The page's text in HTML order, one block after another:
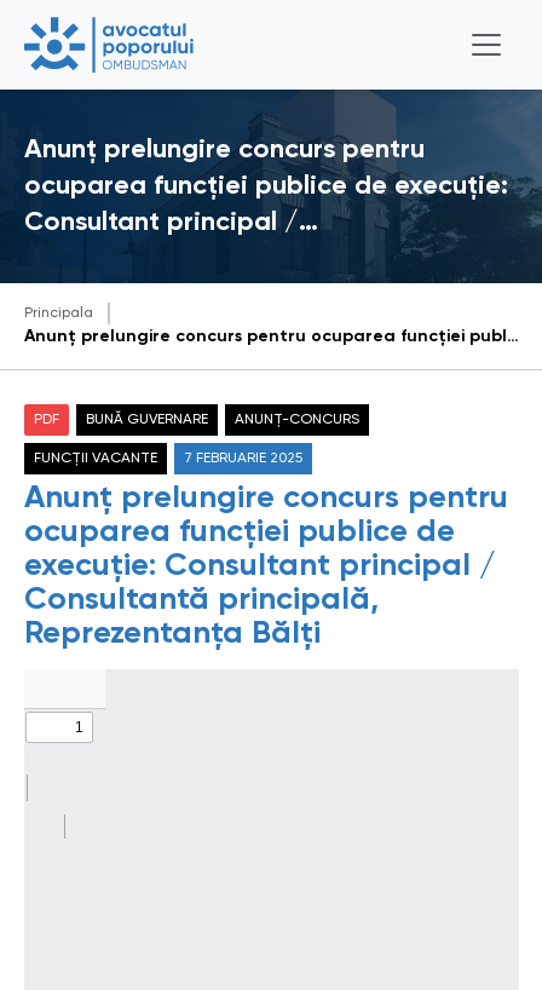
Anunț prelungire concurs pentru
ocuparea funcției publice de execuție:
Consultant principal /…
Principala
Anunț prelungire concurs pentru ocuparea funcției publice de execuție: Consultant principal / Consultantă principală, Reprezentanța Bălți
PDF BUNĂ GUVERNARE ANUNȚ-CONCURS
FUNCȚII VACANTE 7 FEBRUARIE 2025
Anunț prelungire concurs pentru
ocuparea funcției publice de
execuție: Consultant principal /
Consultantă principală,
Reprezentanța Bălți